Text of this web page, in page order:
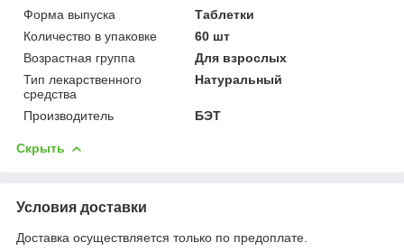
Форма выпуска
Таблетки
Количество в упаковке
60 шт
Возрастная группа
Для взрослых
Тип лекарственного
средства
Натуральный
Производитель БЭТ
Скрыть
Условия доставки
Доставка осуществляется только по предоплате.